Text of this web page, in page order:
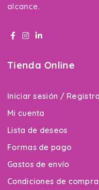
alcance.
Tienda Online
Iniciar sesión /
Mi cuenta
Lista de deseos
Formas de pago
Gastos de envío
Condiciones de